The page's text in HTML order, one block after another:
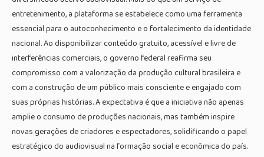
entretenimento, a plataforma se estabelece como uma ferramenta
essencial para o autoconhecimento e o fortalecimento da identidade
nacional. Ao disponibilizar conteúdo gratuito, acessível e livre de
interferências comerciais, o governo federal reafirma seu
compromisso com a valorização da produção cultural brasileira e
com a construção de um público mais consciente e engajado com
suas próprias histórias. A expectativa é que a iniciativa não apenas
amplie o consumo de produções nacionais, mas também inspire
novas gerações de criadores e espectadores, solidificando o papel
estratégico do audiovisual na formação social e econômica do país.